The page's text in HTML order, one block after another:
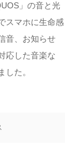
」の音と光
スマホに生命感
音、お知らせ
応した音楽な
した。